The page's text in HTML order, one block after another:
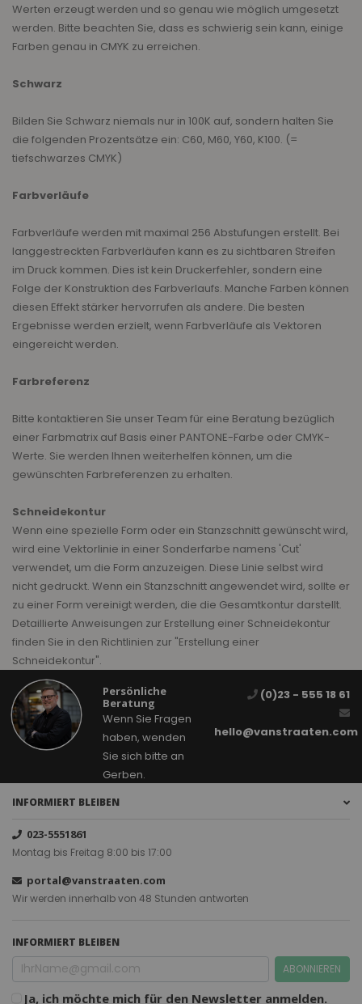
Werten erzeugt werden und so genau wie möglich umgesetzt
werden. Bitte beachten Sie, dass es schwierig sein kann, einige
Farben genau in CMYK zu erreichen.
Schwarz
Bilden Sie Schwarz niemals nur in 100K auf, sondern halten Sie
die folgenden Prozentsätze ein: C60, M60, Y60, K100. (=
tiefschwarzes CMYK)
Farbverläufe
Farbverläufe werden mit maximal 256 Abstufungen erstellt. Bei
langgestreckten Farbverläufen kann es zu sichtbaren Streifen
im Druck kommen. Dies ist kein Druckerfehler, sondern eine
Folge der Konstruktion des Farbverlaufs. Manche Farben können
diesen Effekt stärker hervorrufen als andere. Die besten
Ergebnisse werden erzielt, wenn Farbverläufe als Vektoren
eingereicht werden.
Farbreferenz
Bitte kontaktieren Sie unser Team für eine Beratung bezüglich
einer Farbmatrix auf Basis einer PANTONE-Farbe oder CMYK-
Werte. Sie werden Ihnen weiterhelfen können, um die
gewünschten Farbreferenzen zu erhalten.
Schneidekontur
Wenn eine spezielle Form oder ein Stanzschnitt gewünscht wird,
wird eine Vektorlinie in einer Sonderfarbe namens 'Cut'
verwendet, um die Form anzuzeigen. Diese Linie selbst wird
nicht gedruckt. Wenn ein Stanzschnitt angewendet wird, sollte er
zu einer Form vereinigt werden, die die Gesamtkontur darstellt.
Detaillierte Anweisungen zur Erstellung einer Schneidekontur
finden Sie in den Richtlinien zur "Erstellung einer
Schneidekontur".
Persönliche
Beratung
Wenn Sie Fragen
haben, wenden
Sie sich bitte an
Gerben.
(0)23 - 555 18 61
hello@vanstraaten.com
INFORMIERT BLEIBEN
023-5551861
Montag bis Freitag 8:00 bis 17:00
portal@vanstraaten.com
Wir werden innerhalb von 48 Stunden antworten
INFORMIERT BLEIBEN
ABONNIEREN
Ja, ich möchte mich für den Newsletter anmelden.